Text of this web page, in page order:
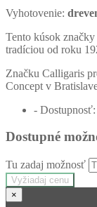
Vyhotovenie:
Tento kúsok
tradíciou od roku
Značku Calligaris
Concept v
-
Dostupné
Tu zadaj možnosť
Vyžiadaj cenu
×